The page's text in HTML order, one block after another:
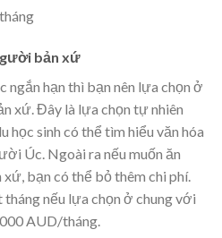
bản xứ
ngắn hạn thì bạn nên lựa chọn ở
xứ. Đây là lựa chọn tự nhiên
học sinh có thể tìm hiểu văn hóa
Úc. Ngoài ra nếu muốn ăn
bạn có thể bỏ thêm chi phí.
nếu lựa chọn ở chung với
AUD/tháng.